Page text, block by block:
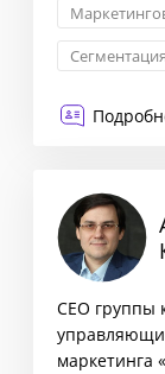
CEO группы
маркетинга